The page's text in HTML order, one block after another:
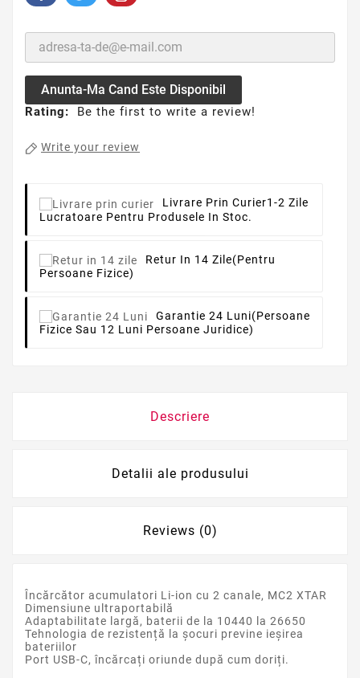
Anunta-Ma Cand Este Disponibil
Rating: Be the first to write a review!
Write your review
Livrare Prin Curier1-2 Zile
Lucratoare Pentru Produsele In Stoc.
Retur In 14 Zile(pentru
Persoane Fizice)
Garantie 24 Luni(persoane
Fizice Sau 12 Luni Persoane Juridice)
Descriere
Detalii ale produsului
Reviews (0)
Încărcător acumulatori Li-ion cu 2 canale, MC2 XTAR
Dimensiune ultraportabilă
Adaptabilitate largă, baterii de la 10440 la 26650
Tehnologia de rezistență la șocuri previne ieșirea
bateriilor
Port USB-C, încărcați oriunde după cum doriți.